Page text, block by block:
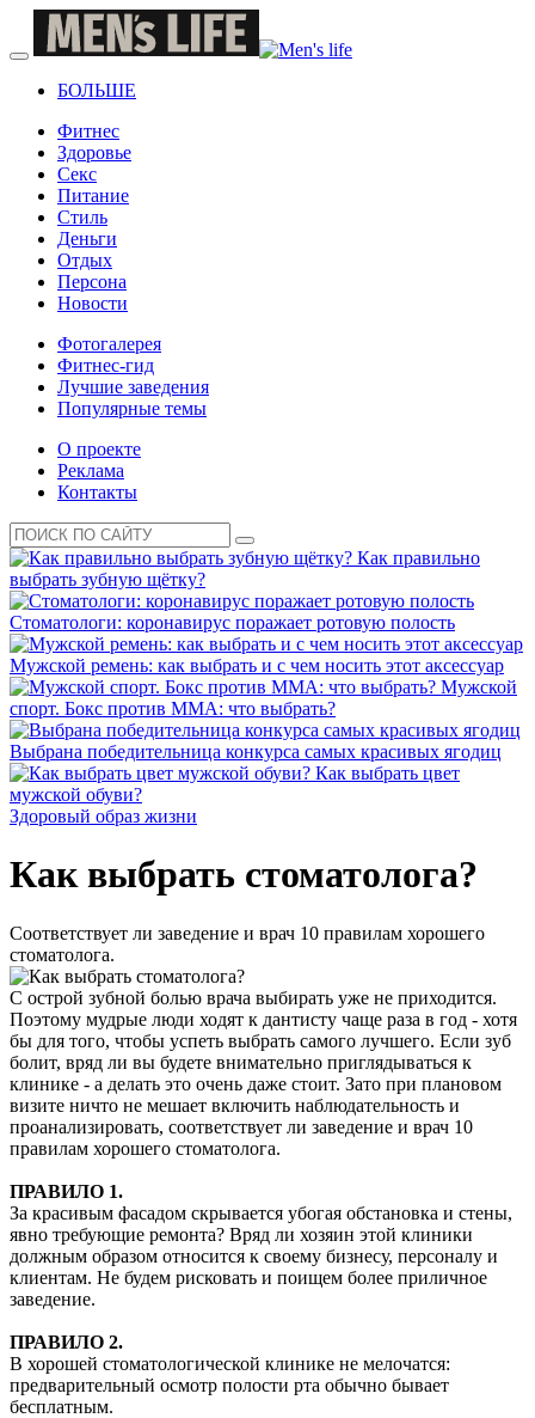
БОЛЬШЕ
Фитнес
Здоровье
Секс
Питание
Стиль
Деньги
Отдых
Персона
Новости
Фотогалерея
Фитнес-гид
Лучшие заведения
Популярные темы
О проекте
Реклама
Контакты
Как правильно
выбрать зубную щётку?
Стоматологи: коронавирус поражает ротовую полость
Мужской ремень: как выбрать и с чем носить этот аксессуар
Мужской
спорт. Бокс против ММА: что выбрать?
Выбрана победительница конкурса самых красивых ягодиц
Как выбрать цвет
мужской обуви?
Здоровый образ жизни
Как выбрать стоматолога?
Соответствует ли заведение и врач 10 правилам хорошего
стоматолога.
С острой зубной болью врача выбирать уже не приходится.
Поэтому мудрые люди ходят к дантисту чаще раза в год - хотя
бы для того, чтобы успеть выбрать самого лучшего. Если зуб
болит, вряд ли вы будете внимательно приглядываться к
клинике - а делать это очень даже стоит. Зато при плановом
визите ничто не мешает включить наблюдательность и
проанализировать, соответствует ли заведение и врач 10
правилам хорошего стоматолога.
ПРАВИЛО 1.
За красивым фасадом скрывается убогая обстановка и стены,
явно требующие ремонта? Вряд ли хозяин этой клиники
должным образом относится к своему бизнесу, персоналу и
клиентам. Не будем рисковать и поищем более приличное
заведение.
ПРАВИЛО 2.
В хорошей стоматологической клинике не мелочатся:
предварительный осмотр полости рта обычно бывает
бесплатным.